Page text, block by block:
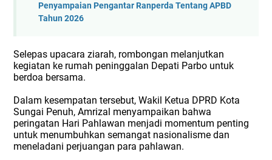
Penyampaian Pengantar Ranperda Tentang APBD
Tahun 2026
Selepas upacara ziarah, rombongan melanjutkan
kegiatan ke rumah peninggalan Depati Parbo untuk
berdoa bersama.
Dalam kesempatan tersebut, Wakil Ketua DPRD Kota
Sungai Penuh, Amrizal menyampaikan bahwa
peringatan Hari Pahlawan menjadi momentum penting
untuk menumbuhkan semangat nasionalisme dan
meneladani perjuangan para pahlawan.